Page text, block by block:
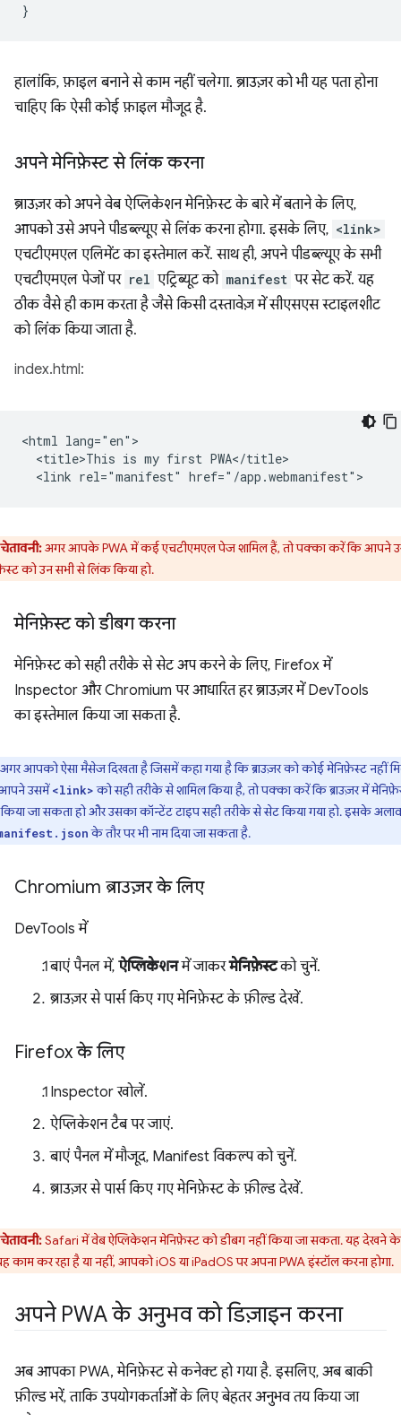
}
हालांकि, फ़ाइल बनाने से काम नहीं चलेगा. ब्राउज़र को भी यह पता होना
चाहिए कि ऐसी कोई फ़ाइल मौजूद है.
अपने मेनिफ़ेस्ट से लिंक करना
ब्राउज़र को अपने वेब ऐप्लिकेशन मेनिफ़ेस्ट के बारे में बताने के लिए,
आपको उसे अपने पीडब्ल्यूए से लिंक करना होगा. इसके लिए, <link>
एचटीएमएल एलिमेंट का इस्तेमाल करें. साथ ही, अपने पीडब्ल्यूए के सभी
एचटीएमएल पेजों पर rel एट्रिब्यूट को manifest पर सेट करें. यह
ठीक वैसे ही काम करता है जैसे किसी दस्तावेज़ में सीएसएस स्टाइलशीट
को लिंक किया जाता है.
index.html:
<html lang="en">
  <title>This is my first PWA</title>
चेतावनी:अगर आपके PWA में कई एचटीएमएल पेज शामिल हैं, तो पक्का करें कि आपने
को उन सभी से लिंक किया हो.
मेनिफ़ेस्ट को डीबग करना
मेनिफ़ेस्ट को सही तरीके से सेट अप करने के लिए, Firefox में
Inspector और Chromium पर आधारित हर ब्राउज़र में DevTools
का इस्तेमाल किया जा सकता है.
अगर आपको ऐसा मैसेज दिखता है जिसमें कहा गया है कि ब्राउज़र को कोई मेनिफ़ेस्ट नहीं
उसमें<link>को सही तरीके से शामिल किया है, तो पक्का करें कि ब्राउज़र में
जा सकता हो और उसका कॉन्टेंट टाइप सही तरीके से सेट किया गया हो. इसके
के तौर पर भी नाम दिया जा सकता है.
Chromium ब्राउज़र के लिए
DevTools में
बाएं पैनल में, ऐप्लिकेशनमें जाकरमेनिफ़ेस्टको चुनें.
ब्राउज़र से पार्स किए गए मेनिफ़ेस्ट के फ़ील्ड देखें.
Firefox के लिए
Inspector खोलें.
ऐप्लिकेशन टैब पर जाएं.
बाएं पैनल में मौजूद, Manifest विकल्प को चुनें.
ब्राउज़र से पार्स किए गए मेनिफ़ेस्ट के फ़ील्ड देखें.
चेतावनी:Safari में वेब ऐप्लिकेशन मेनिफ़ेस्ट को डीबग नहीं किया जा सकता. यह देखने
काम कर रहा है या नहीं, आपको iOS या iPadOS पर अपना PWA इंस्टॉल करना होगा.
अपने PWA के अनुभव को डिज़ाइन करना
अब आपका PWA, मेनिफ़ेस्ट से कनेक्ट हो गया है. इसलिए, अब बाकी
फ़ील्ड भरें, ताकि उपयोगकर्ताओं के लिए बेहतर अनुभव तय किया जा